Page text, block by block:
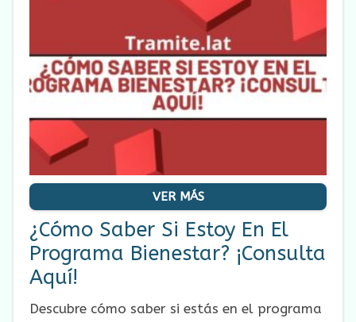
VER MÁS
¿Cómo Saber Si Estoy En El
Programa Bienestar? ¡Consulta
Aquí!
Descubre cómo saber si estás en el programa